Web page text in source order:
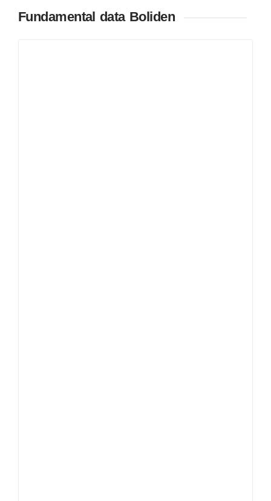
Fundamental data Boliden